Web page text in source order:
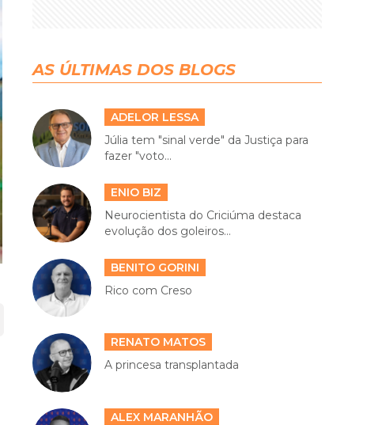
AS ÚLTIMAS DOS BLOGS
ADELOR LESSA
Júlia tem "sinal verde" da Justiça para
fazer "voto...
ENIO BIZ
Neurocientista do Criciúma destaca
evolução dos goleiros...
BENITO GORINI
Rico com Creso
RENATO MATOS
A princesa transplantada
ALEX MARANHÃO